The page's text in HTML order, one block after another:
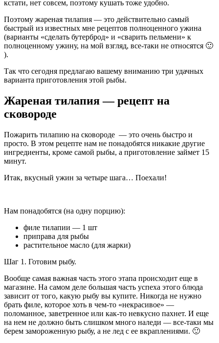
кстати, нет совсем, поэтому кушать тоже удобно.
Поэтому жареная тилапия — это действительно самый
быстрый из известных мне рецептов полноценного ужина
(варианты «сделать бутерброд» и «сварить пельмени» к
полноценному ужину, на мой взгляд, все-таки не относятся 🙂
).
Так что сегодня предлагаю вашему вниманию три удачных
варианта приготовления этой рыбы.
Жареная тилапия — рецепт на
сковороде
Пожарить тилапию на сковороде — это очень быстро и
просто. В этом рецепте нам не понадобятся никакие другие
ингредиенты, кроме самой рыбы, а приготовление займет 15
минут.
Итак, вкусный ужин за четыре шага… Поехали!
Нам понадобятся (на одну порцию):
филе тилапии — 1 шт
приправа для рыбы
растительное масло (для жарки)
Шаг 1. Готовим рыбу.
Вообще самая важная часть этого этапа происходит еще в
магазине. На самом деле большая часть успеха этого блюда
зависит от того, какую рыбу вы купите. Никогда не нужно
брать филе, которое хоть в чем-то «некрасивое» —
поломанное, заветренное или как-то невкусно пахнет. И еще
на нем не должно быть слишком много наледи — все-таки мы
берем замороженную рыбу, а не лед с ее вкраплениями. 🙂